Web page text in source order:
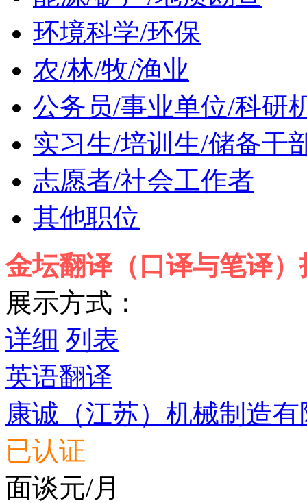
环境科学/环保
农/林/牧/渔业
公务员/事业单位/科研
实习生/培训生/储备干
志愿者/社会工作者
其他职位
金坛翻译（口译与笔译
展示方式：
详细 列表
英语翻译
康诚（江苏）机械制造
已认证
面谈元/月